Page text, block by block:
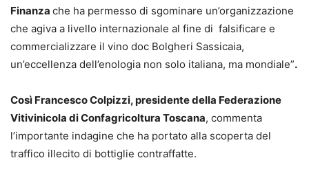
Finanza che ha permesso di sgominare un’organizzazione
che agiva a livello internazionale al fine di falsificare e
commercializzare il vino doc Bolgheri Sassicaia,
un’eccellenza dell’enologia non solo italiana, ma mondiale”.
Così Francesco Colpizzi,presidente della Federazione
Vitivinicola di Confagricoltura Toscana, commenta
l’importante indagine che ha portato alla scoperta del
traffico illecito di bottiglie contraffatte.